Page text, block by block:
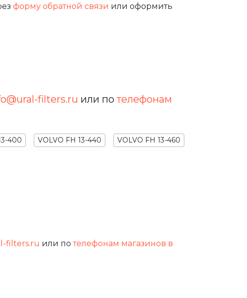
форму обратной связи или оформить
filters.ru или потелефонам
400 VOLVO FH 13-440 VOLVO FH 13-460
filters.ru или потелефонам магазинов в